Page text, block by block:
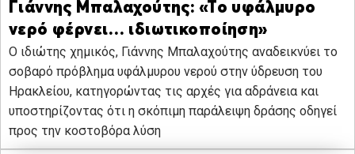
Γιάννης Μπαλαχούτης: «Το υφάλμυρο
νερό φέρνει… ιδιωτικοποίηση»
Ο ιδιώτης χημικός, Γιάννης Μπαλαχούτης αναδεικνύει το
σοβαρό πρόβλημα υφάλμυρου νερού στην ύδρευση του
Ηρακλείου, κατηγορώντας τις αρχές για αδράνεια και
υποστηρίζοντας ότι η σκόπιμη παράλειψη δράσης οδηγεί
προς την κοστοβόρα λύση